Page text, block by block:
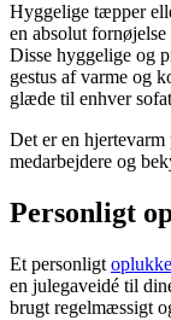
Hyggelige tæpper
en absolut
Disse hyggelige og
gestus af varme og
glæde til enhver
Det er en
medarbejdere og
Personligt
Et personligt
en julegaveidé til
brugt regelmæssigt